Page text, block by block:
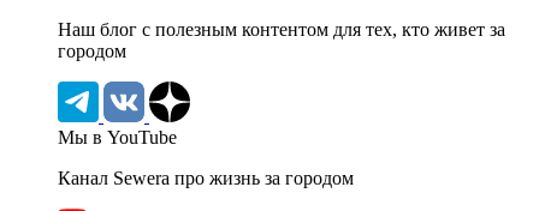
Наш блог c полезным контентом для тех, кто живет за
городом
Мы в YouTube
Канал Sewera про жизнь за городом